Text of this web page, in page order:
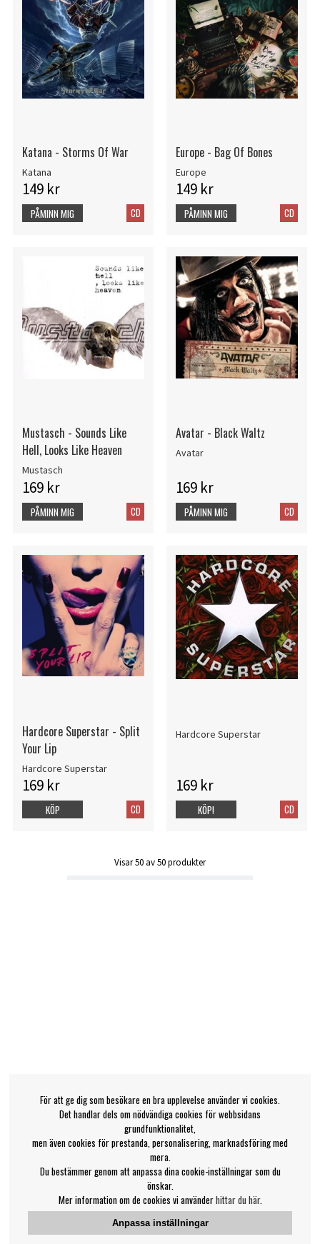
Katana - Storms Of War
Katana
149 kr
CD
PÅMINN MIG
Europe - Bag Of Bones
Europe
149 kr
CD
PÅMINN MIG
Mustasch - Sounds Like
Hell, Looks Like Heaven
Mustasch
169 kr
CD
PÅMINN MIG
Avatar - Black Waltz
Avatar
169 kr
CD
PÅMINN MIG
Hardcore Superstar - Split
Your Lip
Hardcore Superstar
169 kr
CD
KÖP
Hardcore Superstar
169 kr
CD
KÖP!
Visar50 av50produkter
För att ge dig som besökare en bra upplevelse använder vi cookies.
Det handlar dels om nödvändiga cookies för webbsidans
grundfunktionalitet,
men även cookies för prestanda, personalisering, marknadsföring med
mera.
Du bestämmer genom att anpassa dina cookie-inställningar som du
önskar.
Mer information om de cookies vi använderhittar du här.
Anpassa inställningar